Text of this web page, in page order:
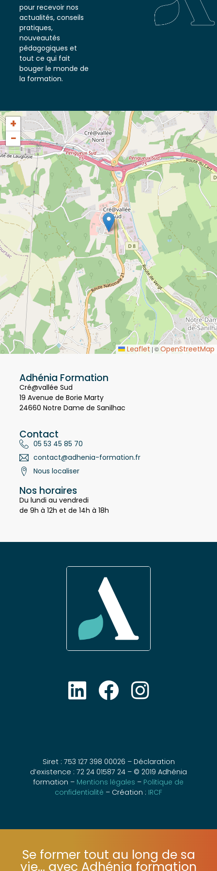
notre newsletter
pour recevoir nos
actualités, conseils
pratiques,
nouveautés
pédagogiques et
tout ce qui fait
bouger le monde de
+
−
Adhénia Formation
Cré@vallée Sud
19 Avenue de Borie Marty
Contact
05 53 45 85 70
contact@adhenia-formation.fr
Nos horaires
Du lundi au vendredi
Siret : 753 127 398 00026 – Déclaration
d’existence : 72 24 01587 24 – © 2019 Adhénia
formation –Mentions légales– Politique de
Se former tout au long de sa